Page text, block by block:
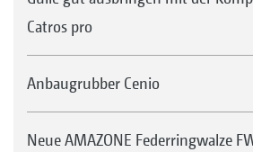
Catros pro
Anbaugrubber Cenio
Neue AMAZONE Federringwalze